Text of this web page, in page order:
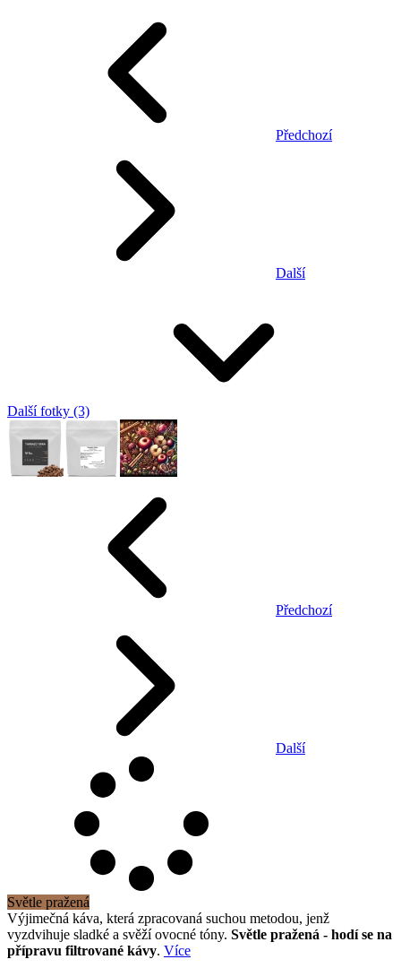
Předchozí
Další
Další fotky (3)
Předchozí
Další
Světle pražená
Výjimečná káva, která zpracovaná suchou metodou, jenž
vyzdvihuje sladké a svěží ovocné tóny. Světle pražená - hodí se na
přípravu filtrované kávy. Více